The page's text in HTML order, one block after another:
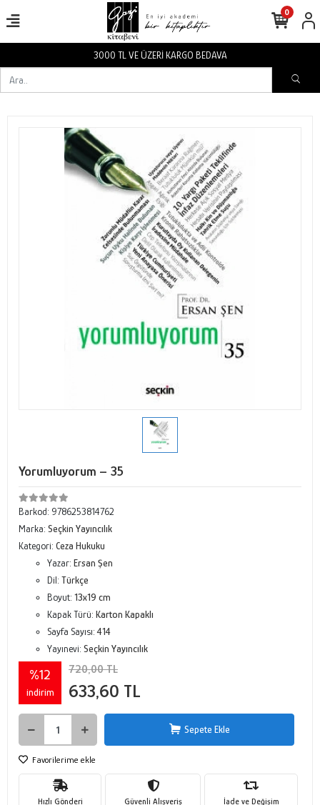
3000 TL VE ÜZERİ KARGO BEDAVA
0
Yorumluyorum – 35
Barkod: 9786253814762
Marka: Seçkin Yayıncılık
Kategori: Ceza Hukuku
Yazar: Ersan Şen
Dil: Türkçe
Boyut: 13x19 cm
Kapak Türü: Karton Kapaklı
Sayfa Sayısı:414
Yayınevi: Seçkin Yayıncılık
%12
indirim
720,00 TL
633,60 TL
Sepete Ekle
Favorilerime ekle
Hızlı Gönderi Güvenli Alışveriş İade ve Değişim